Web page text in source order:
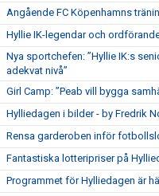
Angående FC Köpenhamns
Hyllie IK-legendar och
Nya sportchefen: ”Hyllie IK:s
adekvat nivå”
Girl Camp: ”Peab vill bygga
Hylliedagen i bilder - by Fredrik
Rensa garderoben inför
Fantastiska lotteripriser på
Programmet för Hylliedagen är